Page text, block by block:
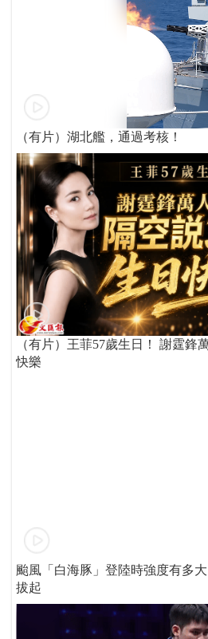
（有片）湖北艦，通過考核！
（有片）王菲57歲生日！ 謝霆鋒
快樂
颱風「白海豚」登陸時強度有多
拔起